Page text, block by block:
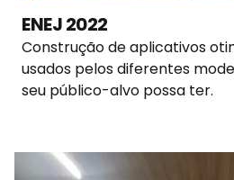
ENEJ 2022
Construção de aplicativos
usados pelos diferentes
seu público-alvo possa ter.